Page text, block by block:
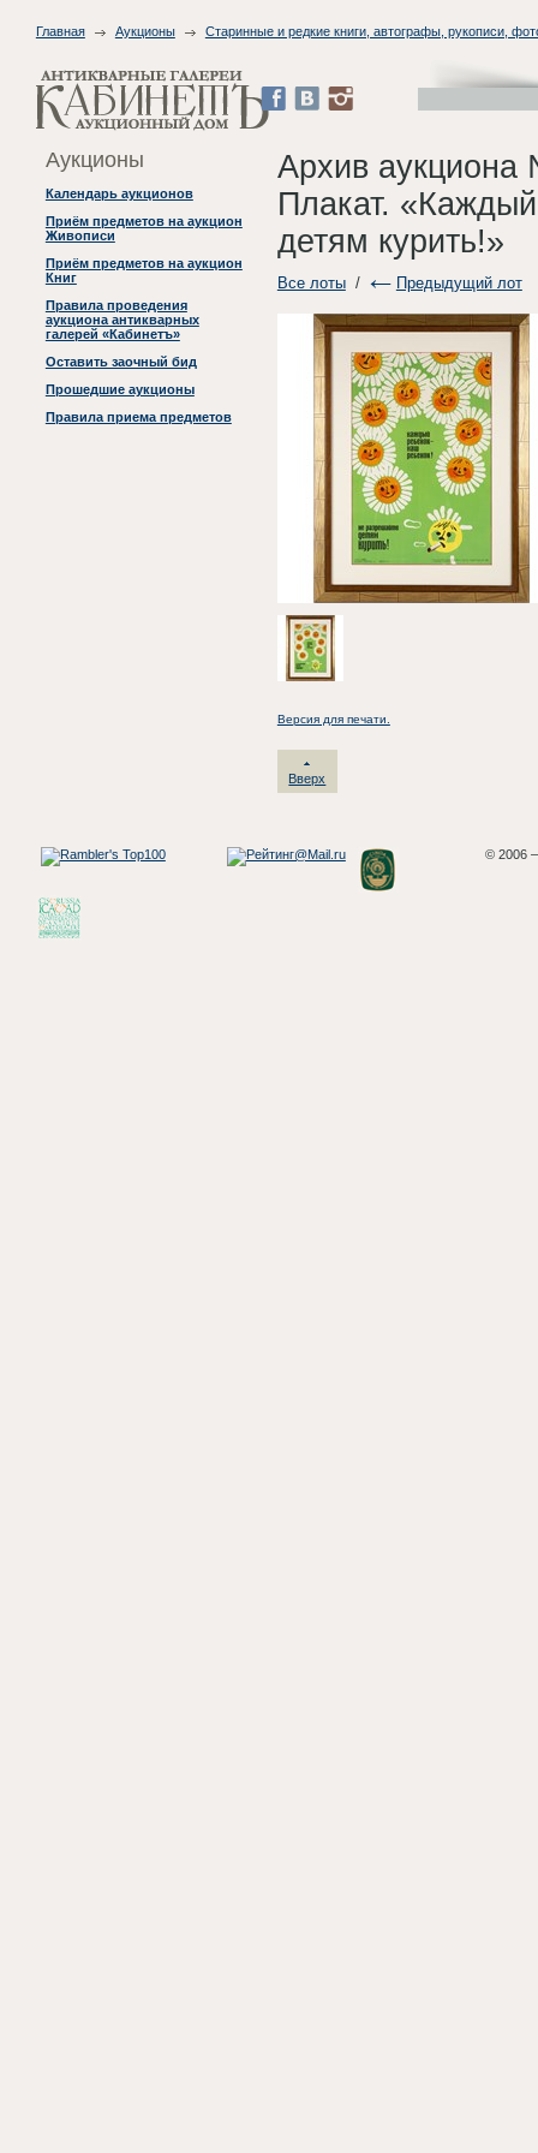
Главная Аукционы Старинные и редкие книги, автографы, рукописи,
Аукционы
Календарь аукционов
Приём предметов на аукцион
Живописи
Приём предметов на аукцион
Книг
Правила проведения
аукциона антикварных
галерей «Кабинетъ»
Оставить заочный бид
Прошедшие аукционы
Правила приема предметов
Архив
Плакат.
детям курить!»
Все лоты/ Предыдущий лот
Версия для печати.
Вверх
© 2006